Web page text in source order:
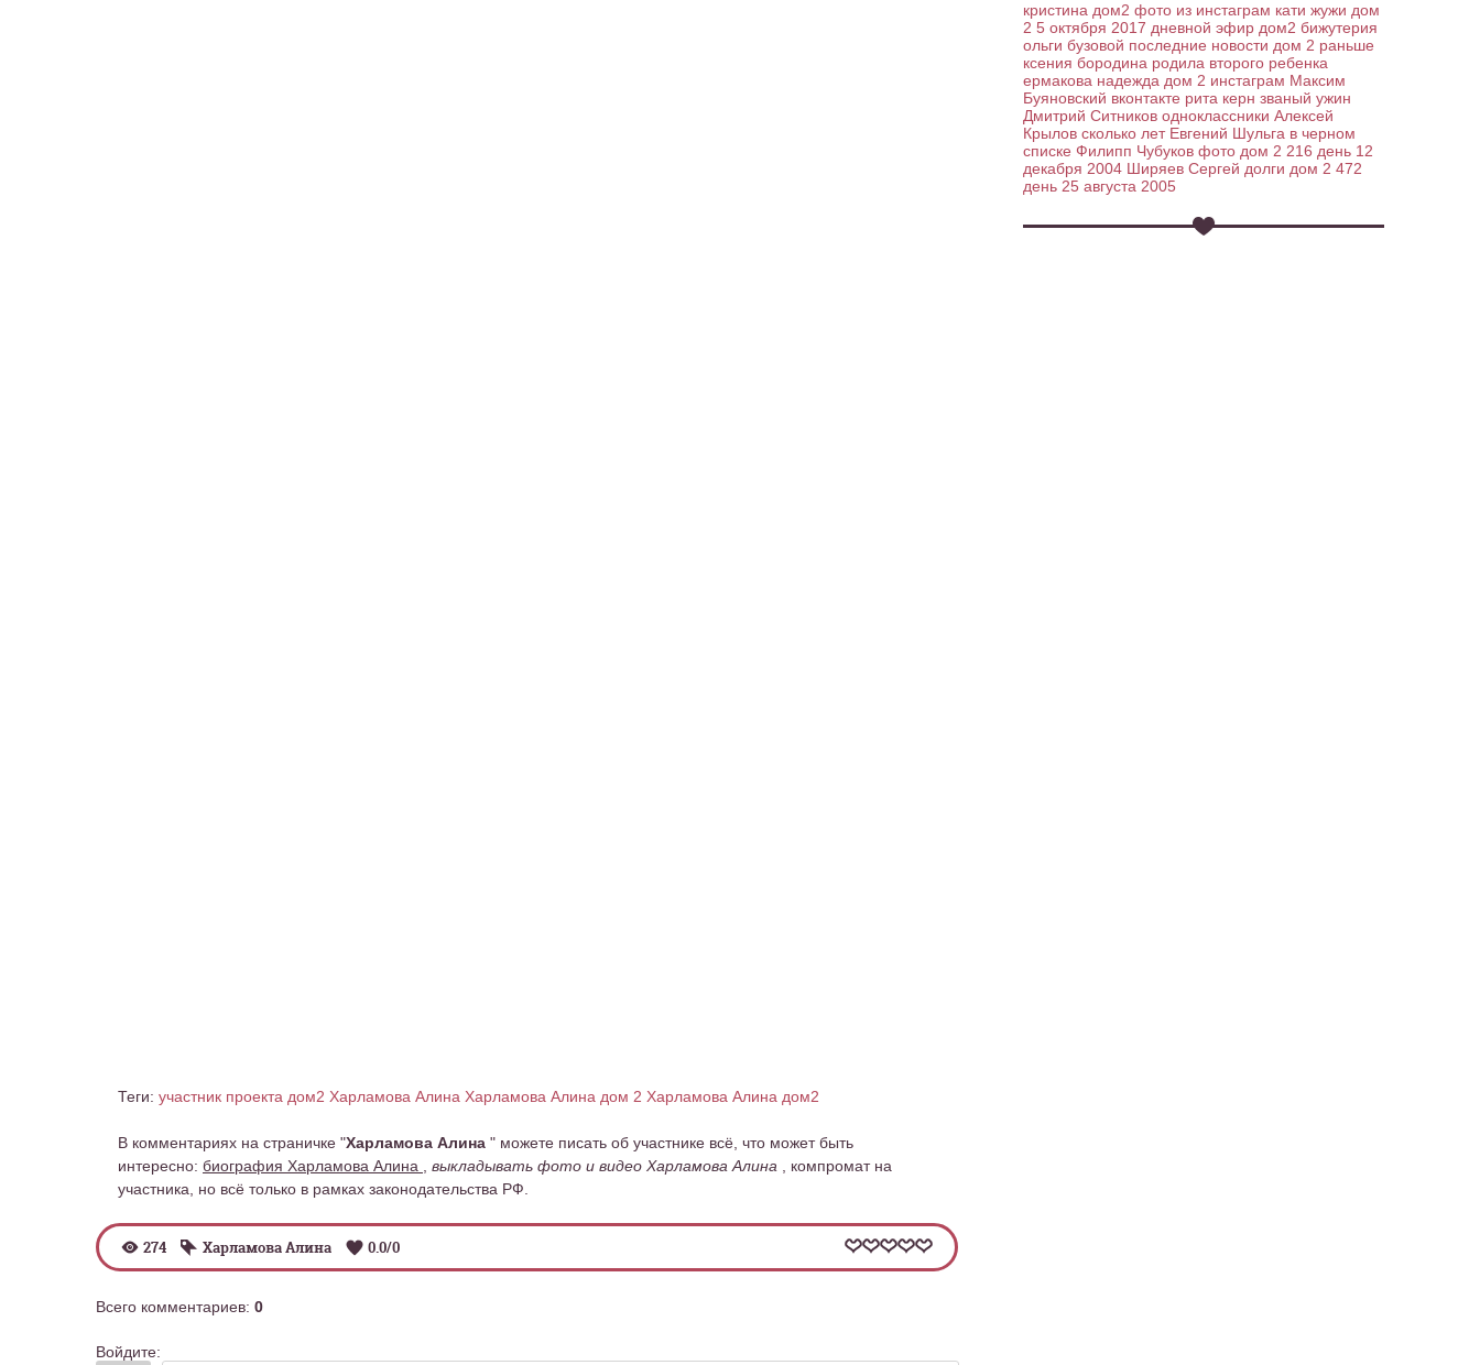
Теги: участник проекта дом2 Харламова Алина Харламова Алина дом 2 Харламова Алина дом2
В комментариях на страничке "Харламова Алина " можете писать об участнике всё, что может быть
интересно: биография Харламова Алина выкладывать фото и видео Харламова Алина
, компромат на
участника, но всё только в рамках законодательства РФ.
274 Харламова Алина 0.0/0
Всего комментариев: 0
Войдите:
кристина дом2 фото из инстаграм кати жужи дом
2 5 октября 2017 дневной эфир дом2 бижутерия
ольги бузовой последние новости дом 2 раньше
ксения бородина родила второго ребенка
ермакова надежда дом 2 инстаграм Максим
Буяновский вконтакте рита керн званый ужин
Дмитрий Ситников одноклассники Алексей
Крылов сколько лет Евгений Шульга в черном
списке Филипп Чубуков фото дом 2 216 день 12
декабря 2004 Ширяев Сергей долги дом 2 472
день 25 августа 2005